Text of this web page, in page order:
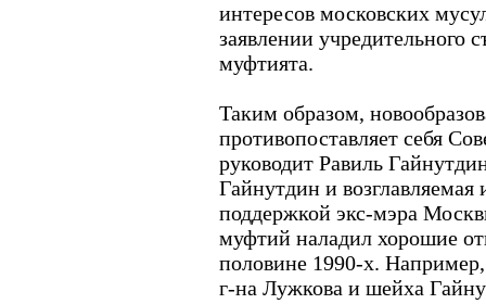
интересов московских
заявлении учредительного
муфтията.
Таким образом,
противопоставляет себя
руководит Равиль
Гайнутдин и возглавляемая
поддержкой экс-мэра
муфтий наладил хорошие
половине 1990-х.
г-на Лужкова и шейха